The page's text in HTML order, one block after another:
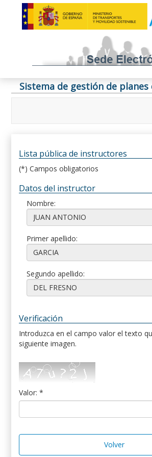
Sistema de gestión de
Lista pública de instructores
(*) Campos obligatorios
Datos del instructor
Nombre:
Primer apellido:
Segundo apellido:
Verificación
Introduzca en el campo valor el texto
siguiente imagen.
Valor: *
Volver